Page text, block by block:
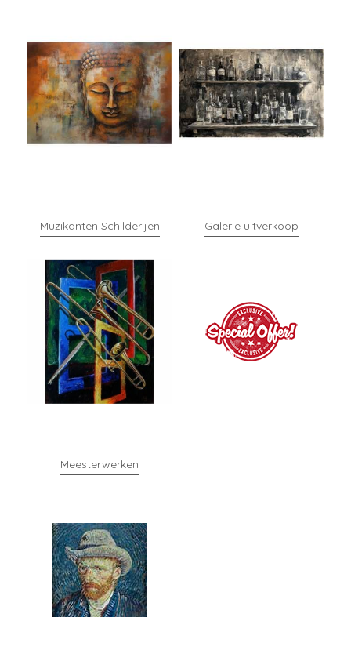
Muzikanten Schilderijen Galerie uitverkoop
Meesterwerken